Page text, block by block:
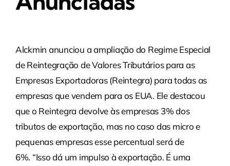
Alckmin anunciou a ampliação do Regime Especial
de Reintegração de Valores Tributários para as
Empresas Exportadoras (Reintegra) para todas as
empresas que vendem para os EUA. Ele destacou
que o Reintegra devolve às empresas 3% dos
tributos de exportação, mas no caso das micro e
pequenas empresas esse percentual será de
6%. “Isso dá um impulso à exportação. É uma